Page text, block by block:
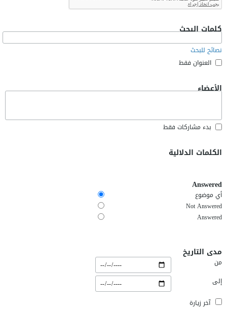
كلمات البحث
نصائح للبحث
العنوان فقط
الأعضاء
بدء مشاركات فقط
الكلمات الدلالية
Answered
أي موضوع
Not Answered
Answered
مدى التاريخ
من
إلى
آخر زيارة